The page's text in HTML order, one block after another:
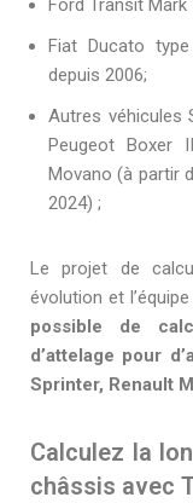
Ford Transit Mark
Fiat Ducato
depuis 2006;
Autres véhicules
Peugeot Boxer
Movano (à partir
2024) ;
Le projet de
évolution et
possible de
d’attelage pour
Sprinter, Renault
Calculez la
châssis avec